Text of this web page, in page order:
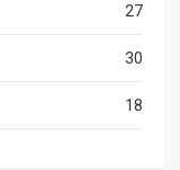
27
30
18